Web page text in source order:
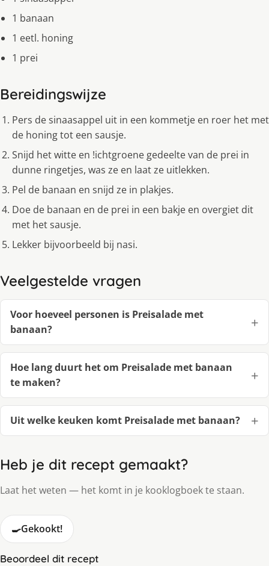
1 banaan
1 eetl. honing
1 prei
Bereidingswijze
Pers de sinaasappel uit in een kommetje en roer het met
de honing tot een sausje.
Snijd het witte en !ichtgroene gedeelte van de prei in
dunne ringetjes, was ze en laat ze uitlekken.
Pel de banaan en snijd ze in plakjes.
Doe de banaan en de prei in een bakje en overgiet dit
met het sausje.
Lekker bijvoorbeeld bij nasi.
Veelgestelde vragen
Voor hoeveel personen is Preisalade met
banaan?
Hoe lang duurt het om Preisalade met banaan
te maken?
Uit welke keuken komt Preisalade met banaan?
Heb je dit recept gemaakt?
Laat het weten — het komt in je kooklogboek te staan.
🍳Gekookt!
Beoordeel dit recept